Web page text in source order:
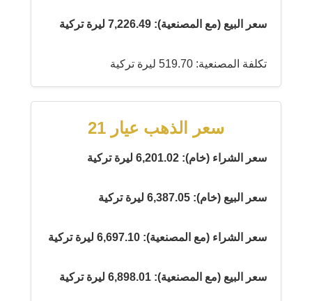
سعر البيع (مع المصنعية): 7,226.49 ليرة تركية
تكلفة المصنعية: 519.70 ليرة تركية
سعر الذهب عيار 21
سعر الشراء (خام): 6,201.02 ليرة تركية
سعر البيع (خام): 6,387.05 ليرة تركية
سعر الشراء (مع المصنعية): 6,697.10 ليرة تركية
سعر البيع (مع المصنعية): 6,898.01 ليرة تركية